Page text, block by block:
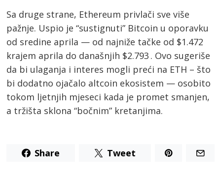
Sa druge strane, Ethereum privlači sve više
pažnje. Uspio je “sustignuti” Bitcoin u oporavku
od sredine aprila — od najniže tačke od $1.472
krajem aprila do današnjih $2.793 . Ovo sugeriše
da bi ulaganja i interes mogli preći na ETH – što
bi dodatno ojačalo altcoin ekosistem — osobito
tokom ljetnjih mjeseci kada je promet smanjen,
a tržišta sklona “bočnim” kretanjima.
Share Tweet